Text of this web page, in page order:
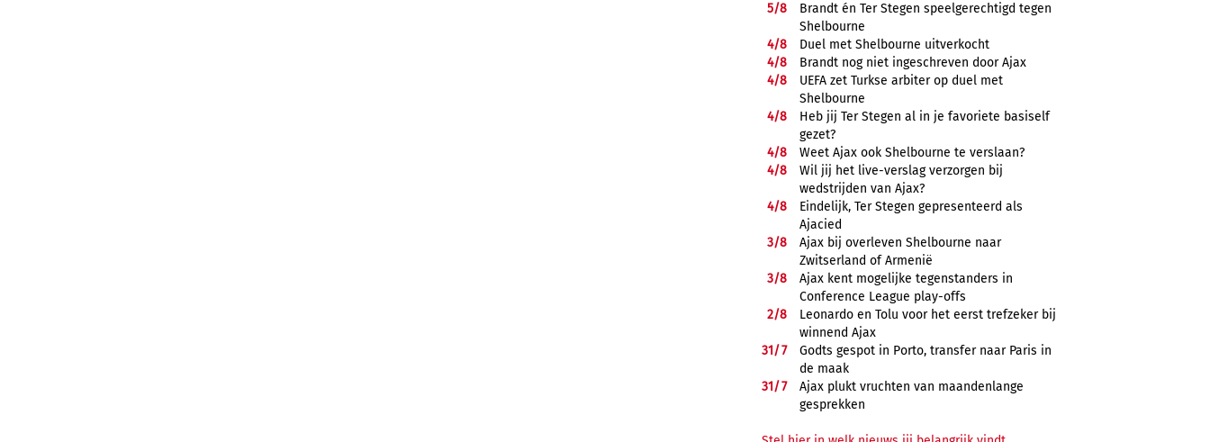
5/8
Brandt én Ter Stegen speelgerechtigd tegen
Shelbourne
4/8
Duel met Shelbourne uitverkocht
4/8
Brandt nog niet ingeschreven door Ajax
4/8
UEFA zet Turkse arbiter op duel met
Shelbourne
4/8
Heb jij Ter Stegen al in je favoriete basiself
gezet?
4/8
Weet Ajax ook Shelbourne te verslaan?
4/8
Wil jij het live-verslag verzorgen bij
wedstrijden van Ajax?
4/8
Eindelijk, Ter Stegen gepresenteerd als
Ajacied
3/8
Ajax bij overleven Shelbourne naar
Zwitserland of Armenië
3/8
Ajax kent mogelijke tegenstanders in
Conference League play-offs
2/8
Leonardo en Tolu voor het eerst trefzeker bij
winnend Ajax
31/7
Godts gespot in Porto, transfer naar Paris in
de maak
31/7
Ajax plukt vruchten van maandenlange
gesprekken